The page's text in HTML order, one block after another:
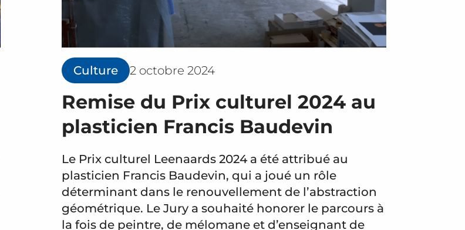
Culture 2 octobre 2024
Remise du Prix culturel 2024 au
plasticien Francis Baudevin
Le Prix culturel Leenaards 2024 a été attribué au
plasticien Francis Baudevin, qui a joué un rôle
déterminant dans le renouvellement de l’abstraction
géométrique. Le Jury a souhaité honorer le parcours à
la fois de peintre, de mélomane et d’enseignant de